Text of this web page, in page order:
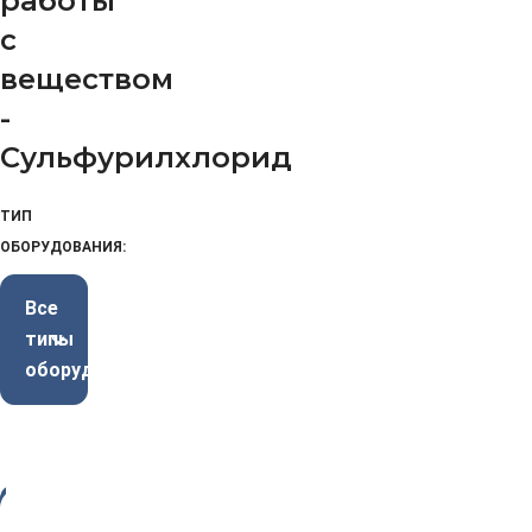
с
веществом
-
Сульфурилхлорид
ТИП
ОБОРУДОВАНИЯ:
Все
типы
оборудования